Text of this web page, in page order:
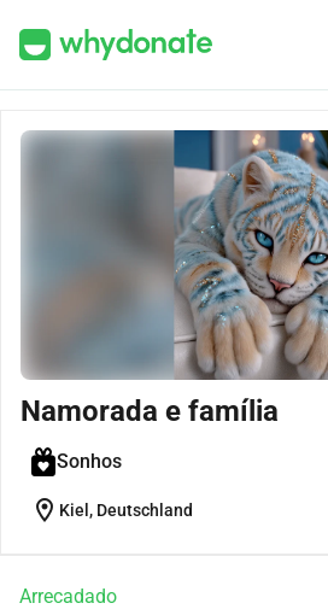
Namorada e família
Sonhos
location_on Kiel, Deutschland
Arrecadado